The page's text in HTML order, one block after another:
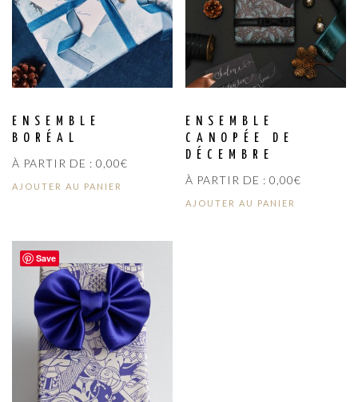
ENSEMBLE
BORÉAL
À PARTIR DE : 0,00€
AJOUTER AU PANIER
ENSEMBLE
CANOPÉE DE
DÉCEMBRE
À PARTIR DE :0,00€
AJOUTER AU PANIER
Save